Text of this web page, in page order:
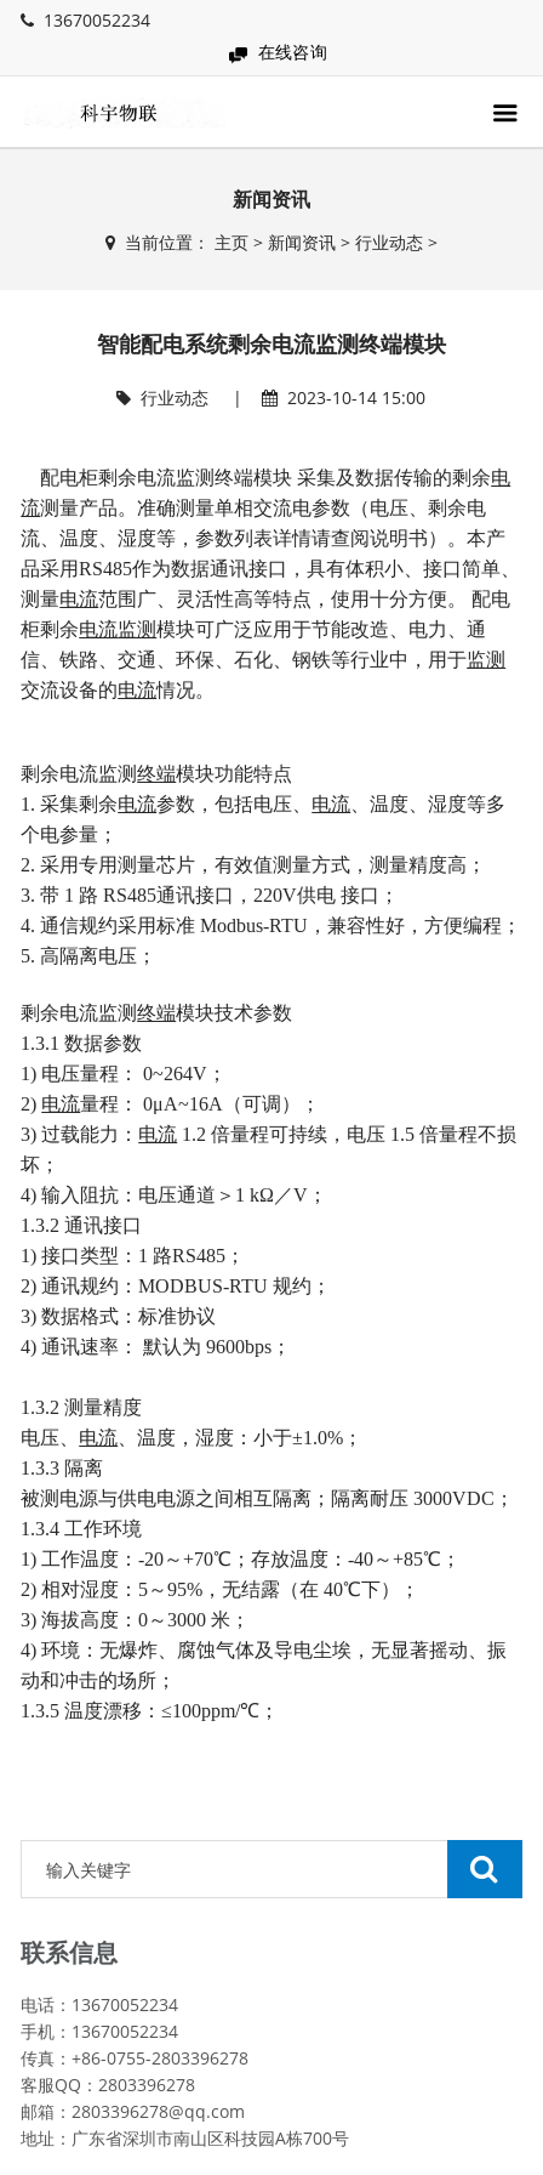
13670052234
在线咨询
新闻资讯
当前位置： 主页> 新闻资讯> 行业动态>
智能配电系统剩余电流监测终端模块
行业动态 | 2023-10-14 15:00
配电柜剩余电流监测终端模块 采集及数据传输的剩余电
流测量产品。准确测量单相交流电参数（电压、剩余电
流 、温度、湿度等，参数列表详情请查阅说明书）。本产
品采用RS485作为数据通讯接口，具有体积小、接口简单、
测量电流范围广、灵活性高等特点，使用十分方便。 配电
柜剩余电流监测模块可广泛应用于节能改造、电力、通
信、铁路、交通、环保、石化、钢铁等行业中，用于监测
交流设备的电流情况。
剩余电流监测终端模块功能特点
1. 采集剩余电流参数，包括电压、 电流 、温度、湿度等多
个电参量；
2. 采用专用测量芯片，有效值测量方式，测量精度高；
3. 带 1 路 RS485通讯接口，220V供电 接口；
4. 通信规约采用标准 Modbus-RTU，兼容性好，方便编程；
5. 高隔离电压；
剩余电流监测终端模块技术参数
1.3.1 数据参数
1) 电压量程： 0~264V；
2) 电流量程： 0μA~16A（可调）；
3) 过载能力： 电流 1.2 倍量程可持续，电压 1.5 倍量程不损
坏；
4) 输入阻抗：电压通道＞1 kΩ／V；
1.3.2 通讯接口
1) 接口类型：1 路RS485；
2) 通讯规约：MODBUS-RTU 规约；
3) 数据格式：标准协议
4) 通讯速率： 默认为 9600bps；
1.3.2 测量精度
电压、 电流 、温度，湿度：小于±1.0%；
1.3.3 隔离
被测电源与供电电源之间相互隔离；隔离耐压 3000VDC；
1.3.4 工作环境
1) 工作温度：-20～+70℃；存放温度：-40～+85℃；
2) 相对湿度：5～95%，无结露（在 40℃下）；
3) 海拔高度：0～3000 米；
4) 环境：无爆炸、腐蚀气体及导电尘埃，无显著摇动、振
动和冲击的场所；
1.3.5 温度漂移：≤100ppm/℃；
联系信息
电话：13670052234
手机：13670052234
传真：+86-0755-2803396278
客服QQ：2803396278
邮箱：2803396278@qq.com
地址：广东省深圳市南山区科技园A栋700号